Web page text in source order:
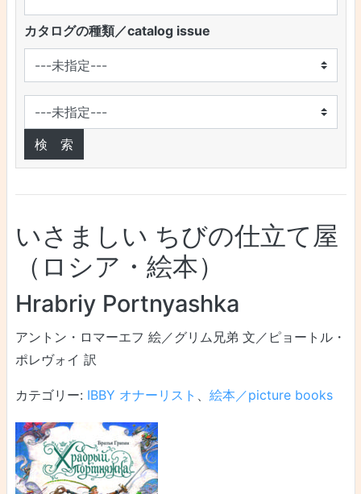
カタログの種類／catalog issue
いさましい ちびの仕立て屋
（ロシア・絵本）
Hrabriy Portnyashka
アントン・ロマーエフ 絵／グリム兄弟 文／ピョートル・
ポレヴォイ 訳
カテゴリー: IBBY オナーリスト 、 絵本／picture books